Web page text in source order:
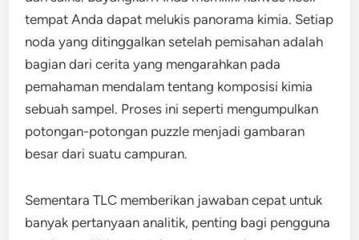
tempat Anda dapat melukis panorama kimia. Setiap
noda yang ditinggalkan setelah pemisahan adalah
bagian dari cerita yang mengarahkan pada
pemahaman mendalam tentang komposisi kimia
sebuah sampel. Proses ini seperti mengumpulkan
potongan-potongan puzzle menjadi gambaran
besar dari suatu campuran.
Sementara TLC memberikan jawaban cepat untuk
banyak pertanyaan analitik, penting bagi pengguna